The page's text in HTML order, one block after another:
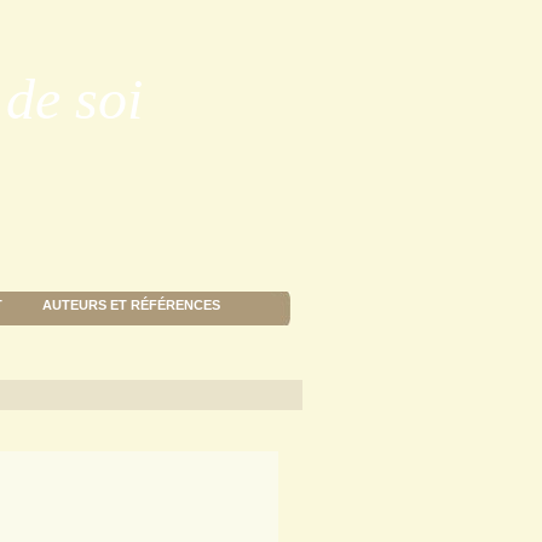
soi
AUTEURS ET RÉFÉRENCES